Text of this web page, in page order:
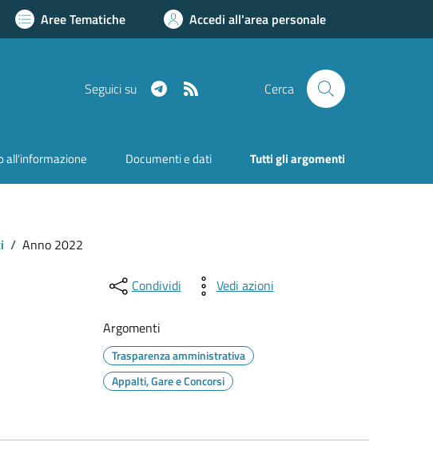
Aree Tematiche Accedi all'area personale
Seguici su Telegram Cerca
all'informazione Documenti e dati Tutti gli argomenti
/ Anno 2022
Condividi Vedi azioni
Argomenti
Trasparenza amministrativa
Appalti, Gare e Concorsi